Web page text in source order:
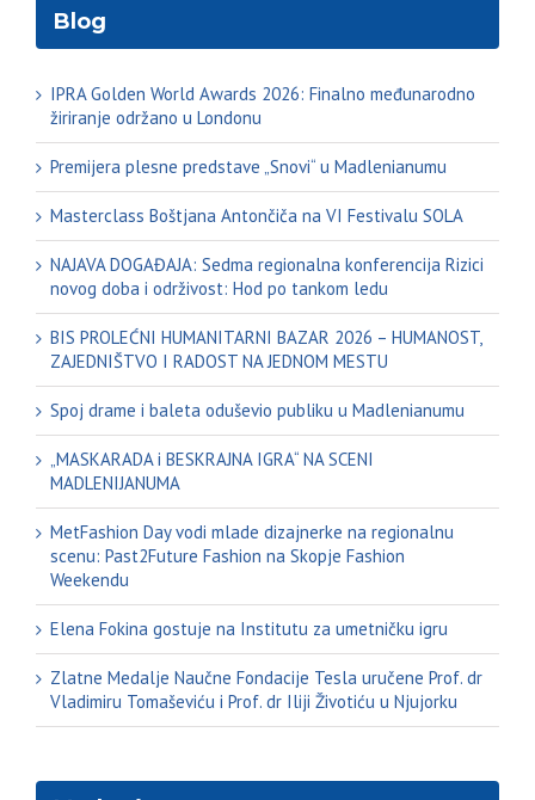
Blog
IPRA Golden World Awards 2026: Finalno međunarodno
žiriranje održano u Londonu
Premijera plesne predstave „Snovi“ u Madlenianumu
Masterclass Boštjana Antončiča na VI Festivalu SOLA
NAJAVA DOGAĐAJA: Sedma regionalna konferencija Rizici
novog doba i održivost: Hod po tankom ledu
BIS PROLEĆNI HUMANITARNI BAZAR 2026 – HUMANOST,
ZAJEDNIŠTVO I RADOST NA JEDNOM MESTU
Spoj drame i baleta oduševio publiku u Madlenianumu
„MASKARADA i BESKRAJNA IGRA“ NA SCENI
MADLENIJANUMA
MetFashion Day vodi mlade dizajnerke na regionalnu
scenu: Past2Future Fashion na Skopje Fashion
Weekendu
Elena Fokina gostuje na Institutu za umetničku igru
Zlatne Medalje Naučne Fondacije Tesla uručene Prof. dr
Vladimiru Tomaševiću i Prof. dr Iliji Životiću u Njujorku